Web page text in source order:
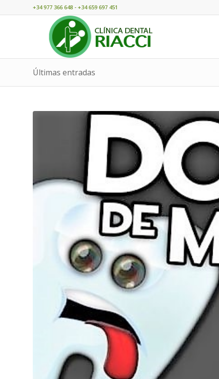
+34 977 366 648 - +34 659 697 451
Últimas entradas